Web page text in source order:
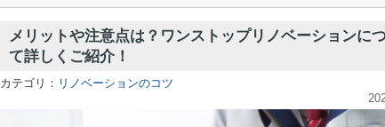
メリットや注意点は？ワンストップリノベーションに
て詳しくご紹介！
カテゴリ： リノベーションのコツ